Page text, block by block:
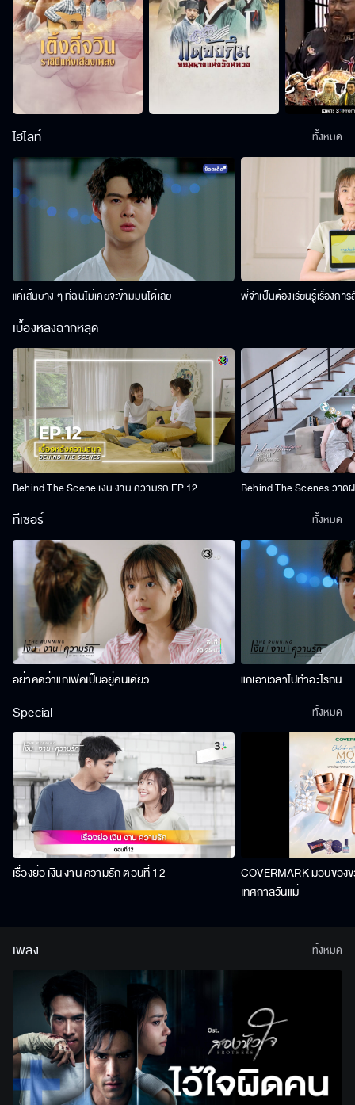
ไฮไลท์
แค่เส้นบาง ๆ ที่ฉันไม่เคยจะข้ามมันได้เลย พี่จำเป็นต้องเรียนรู้เรื่องการ
ทั้งหมด
เบื้องหลังฉากหลุด
Behind The Scene เงิน งาน ความรัก EP.12 Behind The Scenes วาด
ทีเซอร์
อย่าคิดว่าแกเฟคเป็นอยู่คนเดียว แกเอาเวลาไปทำอะไรกัน
ทั้งหมด
Special
เรื่องย่อ เงิน งาน ความรัก ตอนที่ 12
COVERMARK มอบขอ
เทศกาลวันแม่
ทั้งหมด
เพลง ทั้งหมด